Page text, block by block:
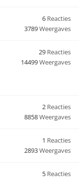
6 Reacties
3789Weergaves
29 Reacties
14499Weergaves
2 Reacties
8858Weergaves
1 Reacties
2893Weergaves
5 Reacties